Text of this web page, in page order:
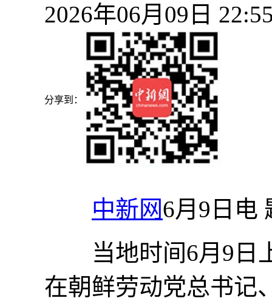
2026年06月09日
分享到：
中新网6月9日电
当地时间6月9日上
在朝鲜劳动党总书记